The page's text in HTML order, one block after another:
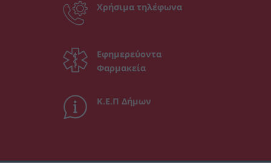
Χρήσιμα τηλέφωνα
Εφημερεύοντα
Φαρμακεία
Κ.Ε.Π Δήμων